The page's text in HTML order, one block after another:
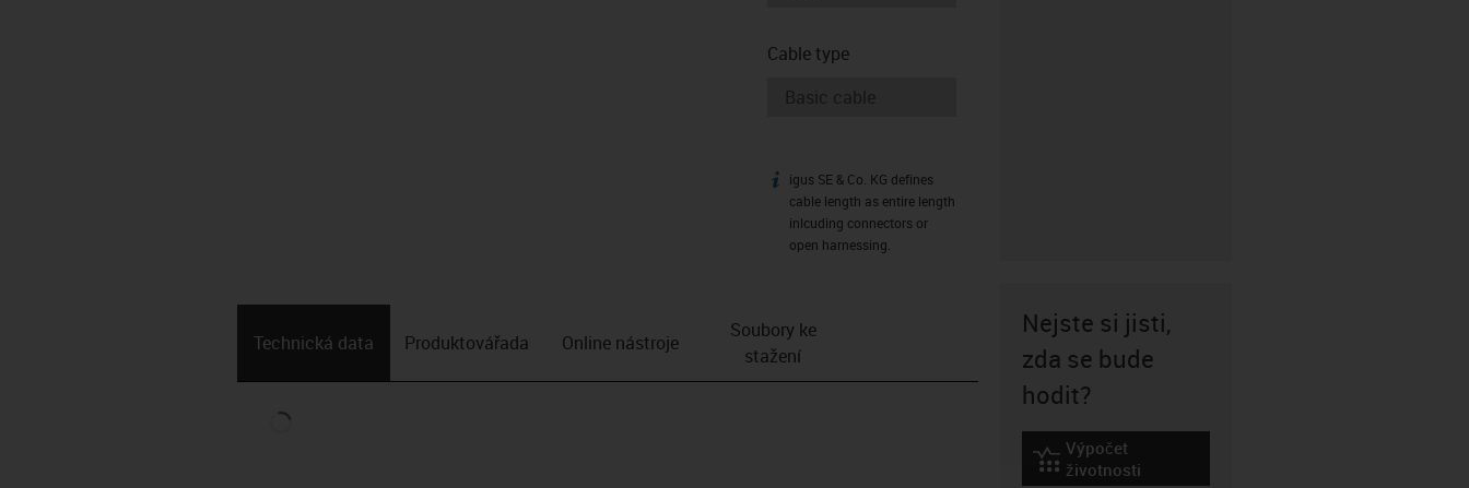
Cable type
igus-icon-info
igus SE & Co. KG defines
cable length as entire length
inlcuding connectors or
open harnessing.
Technická data Produktová­řada Online nástroje
Soubory ke
stažení
Nejste si jisti,
zda se bude
hodit?
igus-icon-lebensdauerrechner
Výpočet
životnosti